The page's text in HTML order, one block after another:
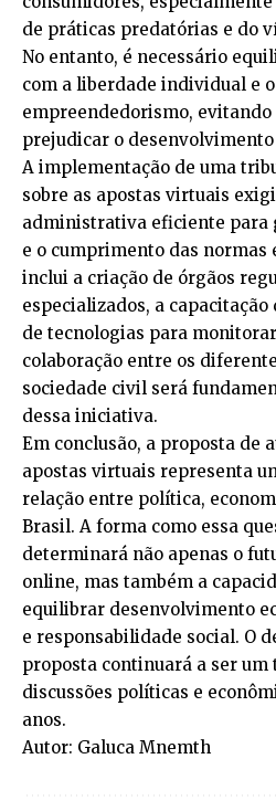
de práticas predatórias e do
No entanto, é necessário
com a liberdade individual e
empreendedorismo, evitando
prejudicar o desenvolvimento
A implementação de uma
sobre as apostas virtuais
administrativa eficiente para
e o cumprimento das normas
inclui a criação de órgãos
especializados, a
de tecnologias para
colaboração entre os
sociedade civil será
dessa iniciativa.
Em conclusão, a proposta de
apostas virtuais representa
relação entre política,
Brasil. A forma como essa
determinará não apenas o
online, mas também a
equilibrar desenvolvimento
e responsabilidade social. O
proposta continuará a ser um
discussões políticas e
anos.
Autor: Galuca Mnemth